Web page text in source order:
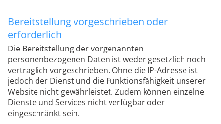
Bereitstellung vorgeschrieben oder
erforderlich
Die Bereitstellung der vorgenannten
personenbezogenen Daten ist weder gesetzlich noch
vertraglich vorgeschrieben. Ohne die IP-Adresse ist
jedoch der Dienst und die Funktionsfähigkeit unserer
Website nicht gewährleistet. Zudem können einzelne
Dienste und Services nicht verfügbar oder
eingeschränkt sein.